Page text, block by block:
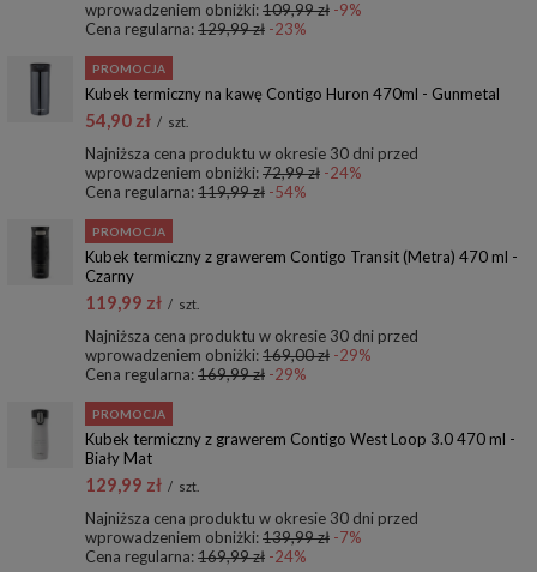
wprowadzeniem obniżki:109,99 zł -9%
Cena regularna:129,99 zł -23%
PROMOCJA
Kubek termiczny na kawę Contigo Huron 470ml - Gunmetal
54,90 zł / szt.
Najniższa cena produktu w okresie 30 dni przed
wprowadzeniem obniżki:72,99 zł -24%
Cena regularna:119,99 zł -54%
PROMOCJA
Kubek termiczny z grawerem Contigo Transit (Metra) 470 ml -
Czarny
119,99 zł / szt.
Najniższa cena produktu w okresie 30 dni przed
wprowadzeniem obniżki:169,00 zł -29%
Cena regularna:169,99 zł -29%
PROMOCJA
Kubek termiczny z grawerem Contigo West Loop 3.0 470 ml -
Biały Mat
129,99 zł / szt.
Najniższa cena produktu w okresie 30 dni przed
wprowadzeniem obniżki:139,99 zł -7%
Cena regularna:169,99 zł -24%